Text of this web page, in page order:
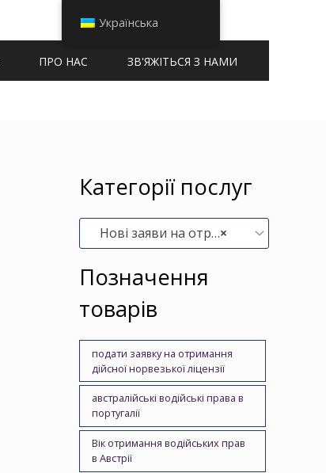
ПРО НАС ЗВ'ЯЖІТЬСЯ З НАМИ
Категорії послуг
×
Нові заяви на отримання паспорта (9)
Позначення
товарів
подати заявку на отримання
дійсної норвезької ліцензії
австралійські водійські права в
португалії
Вік отримання водійських прав
в Австрії
Українська